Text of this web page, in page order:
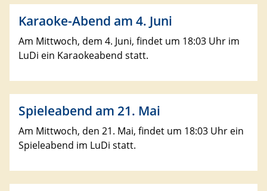
Karaoke-Abend am 4. Juni
Am Mittwoch, dem 4. Juni, findet um 18:03 Uhr im
LuDi ein Karaokeabend statt.
Spieleabend am 21. Mai
Am Mittwoch, den 21. Mai, findet um 18:03 Uhr ein
Spieleabend im LuDi statt.